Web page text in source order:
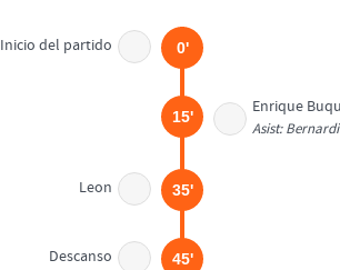
Inicio del partido 0'
Enrique
Asist:
15'
Leon 35'
Descanso 45'